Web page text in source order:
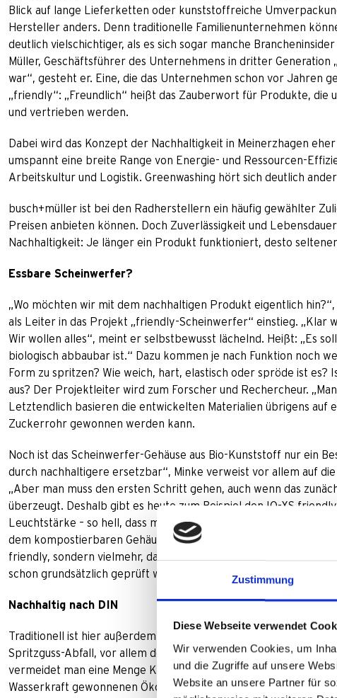
Zustimmung
Diese Webseite verwendet
Wir verwenden Cookies, um
und die Zugriffe auf unsere
Website an unsere Partner für
Blick auf lange Lieferketten oder kunststoffreiche
Hersteller anders. Denn traditionelle Familienunternehmen
deutlich vielschichtiger, als es sich sogar manche
Müller, Geschäftsführer des Unternehmens in dritter
war“, gesteht er. Eine, die das Unternehmen schon vor Jahren
„friendly“: „Freundlich“ heißt das Zauberwort für Produkte, die
und vertrieben werden.
Dabei wird das Konzept der Nachhaltigkeit in Meinerzhagen
umspannt eine breite Range von Energie- und Ressourcen-
Arbeitskultur und Logistik. Greenwashing hört sich deutlich
busch+müller ist bei den Radherstellern ein häufig gewählter
Preisen anbieten können. Doch Zuverlässigkeit und
Nachhaltigkeit: Je länger ein Produkt funktioniert, desto
Essbare Scheinwerfer?
„Wo möchten wir mit dem nachhaltigen Produkt eigentlich
als Leiter in das Projekt „friendly-Scheinwerfer“ einstieg. „Klar
Wir wollen alles“, meint er selbstbewusst lächelnd. Heißt: „Es
biologisch abbaubar ist.“ Dazu kommen je nach Funktion noch
Form zu spritzen? Wie weich, hart, elastisch oder spröde ist
aus? Der Projektleiter wird zum Forscher und Rechercheur.
Letztendlich basieren die entwickelten Materialien übrigens auf
Zuckerrohr gewonnen werden kann.
Noch ist das Scheinwerfer-Gehäuse aus Bio-Kunststoff nur ein
durch nachhaltigere ersetzbar“, Minke verweist vor allem auf
„Aber man muss den ersten Schritt gehen, auch wenn das
überzeugt. Deshalb gibt es heute zum Beispiel den IQ-XS
Leuchtstärke – so hell, dass man ihn früher eher mit
dem kompostierbaren Gehäuse. Mittlerweile ist das Projekt als
friendly, sondern vielmehr, dass die Möglichkeit, abbaubare Bio-
schon grundsätzlich geprüft wird.
Nachhaltig nach DIN
Traditionell ist hier außerdem der Materialkreislauf in der
Spritzguss-Abfall, vor allem der Anguss in den
vermeidet man eine Menge Kunststoffabfall. Der
Wasserkraft gewonnenen Ökostrom“, so Müller, „und sparen